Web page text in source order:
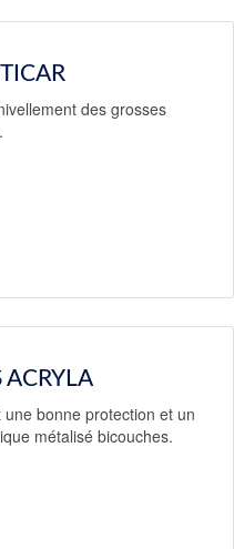
des grosses
ACRYLA
bonne protection et un
métalisé bicouches.